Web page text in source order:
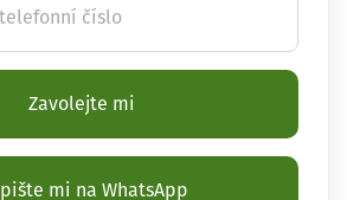
číslo
Zavolejte mi
mi na WhatsApp